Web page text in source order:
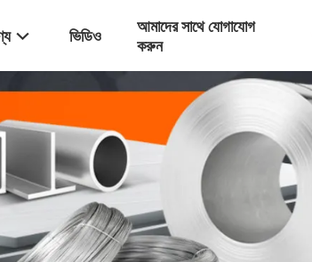
ভিডিও
আমাদের সাথে যোগাযোগ
করুন